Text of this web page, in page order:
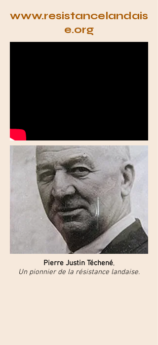
www.resistancelandais
e.org
Pierre Justin Téchené,
Un pionnier de la résistance landaise.